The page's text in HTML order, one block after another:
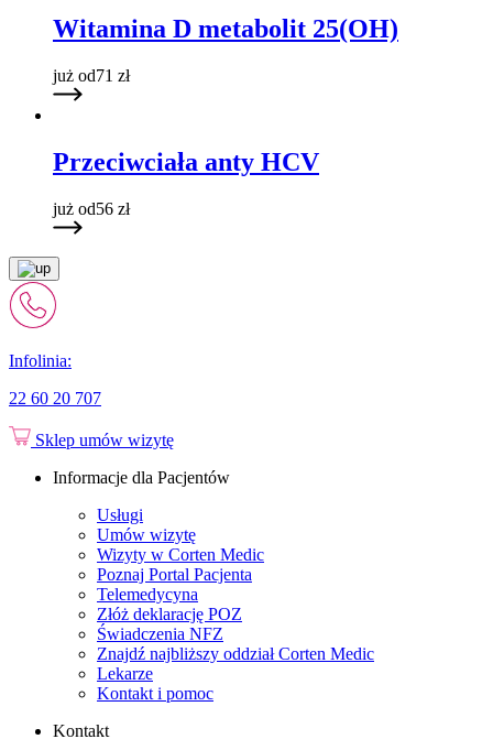
Witamina D metabolit 25(OH)
już od71 zł
Przeciwciała anty HCV
już od56 zł
Infolinia:
22 60 20 707
Sklep umów wizytę
Informacje dla Pacjentów
Usługi
Umów wizytę
Wizyty w Corten Medic
Poznaj Portal Pacjenta
Telemedycyna
Złóż deklarację POZ
Świadczenia NFZ
Znajdź najbliższy oddział Corten Medic
Lekarze
Kontakt i pomoc
Kontakt